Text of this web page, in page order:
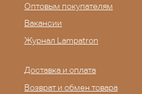
Оптовым покупателям
Вакансии
Журнал Lampatron
Доставка и оплата
Возврат и обмен товара